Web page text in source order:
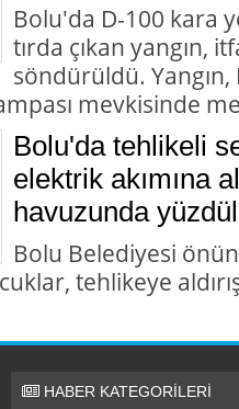
Bolu'da D-100 kara
tırda çıkan yangın,
söndürüldü.
mevkisinde
Bolu'da tehlikeli
elektrik akımına
havuzunda
Bolu Belediyesi
tehlikeye
HABER KATEGORİLERİ